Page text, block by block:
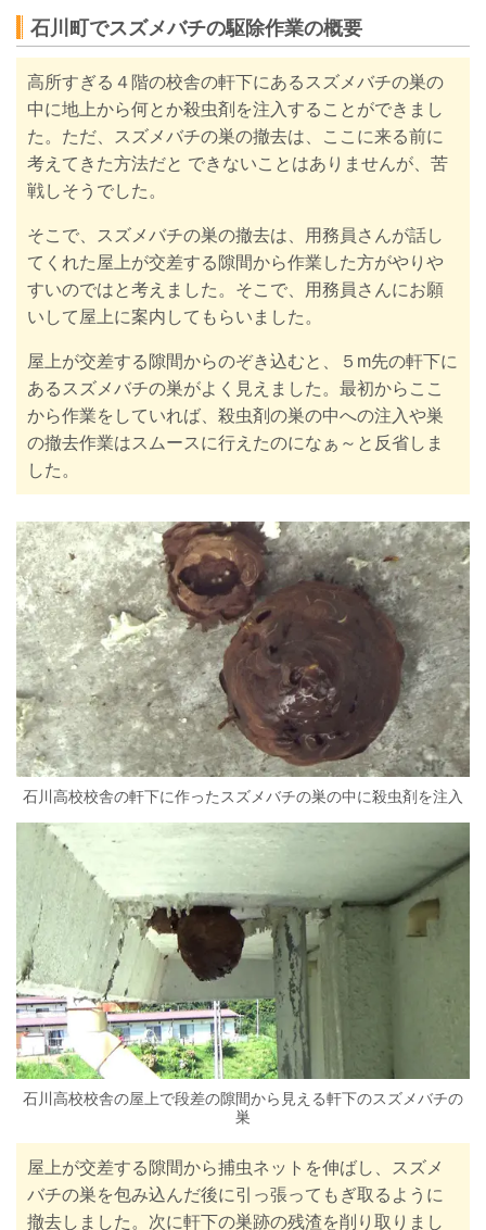
石川町でスズメバチの駆除作業の概要
高所すぎる４階の校舎の軒下にあるスズメバチの巣の
中に地上から何とか殺虫剤を注入することができまし
た。ただ、スズメバチの巣の撤去は、ここに来る前に
考えてきた方法だと できないことはありませんが、苦
戦しそうでした。
そこで、スズメバチの巣の撤去は、用務員さんが話し
てくれた屋上が交差する隙間から作業した方がやりや
すいのではと考えました。そこで、用務員さんにお願
いして屋上に案内してもらいました。
屋上が交差する隙間からのぞき込むと、５m先の軒下に
あるスズメバチの巣がよく見えました。最初からここ
から作業をしていれば、殺虫剤の巣の中への注入や巣
の撤去作業はスムースに行えたのになぁ～と反省しま
した。
石川高校校舎の軒下に作ったスズメバチの巣の中に殺虫剤を注入
石川高校校舎の屋上で段差の隙間から見える軒下のスズメバチの
巣
屋上が交差する隙間から捕虫ネットを伸ばし、スズメ
バチの巣を包み込んだ後に引っ張ってもぎ取るように
撤去しました。次に軒下の巣跡の残渣を削り取りまし